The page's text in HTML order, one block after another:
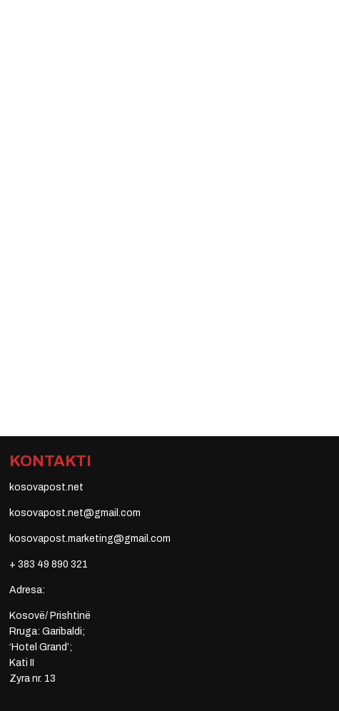
KONTAKTI
kosovapost.net
kosovapost.net@gmail.com
kosovapost.marketing@gmail.com
+ 383 49 890 321
Adresa:
Kosovë/ Prishtinë
Rruga: Garibaldi;
‘Hotel Grand’;
Kati II
Zyra nr. 13